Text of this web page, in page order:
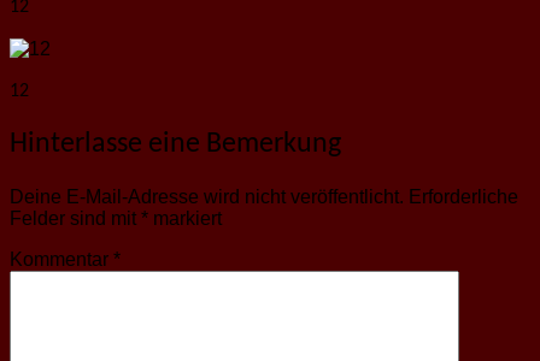
12
12
Hinterlasse eine Bemerkung
Deine E-Mail-Adresse wird nicht veröffentlicht. Erforderliche
Felder sind mit * markiert
Kommentar *